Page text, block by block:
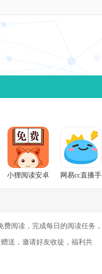
小狸阅读安卓
网易cc直播手
阅读，完成每日的阅读任务，
送，邀请好友收徒，福利共